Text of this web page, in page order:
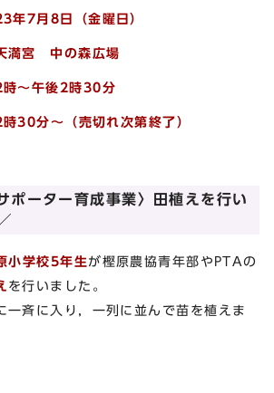
年7月8 日（金曜日）
宮 中の森広場
時～午後2 時30分
時30分～（売切れ次第終了）
ポーター育成事業〉田植えを行い
小学校5年生 が樫原農協青年部やPTAの
を行いました。
一斉に入り，一列に並んで苗を植えま